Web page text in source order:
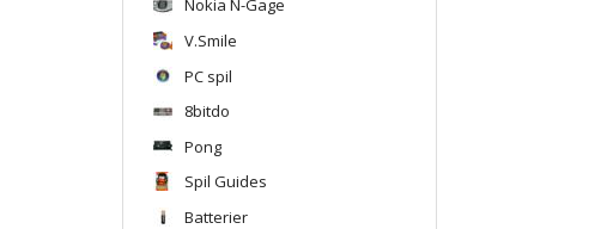
Nokia N-Gage
V.Smile
PC spil
8bitdo
Pong
Spil Guides
Batterier